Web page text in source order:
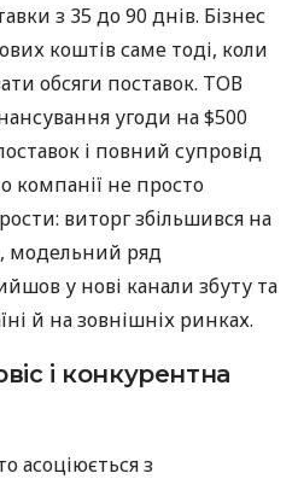
з 35 до 90 днів. Бізнес
коштів саме тоді, коли
обсяги поставок. ТОВ
угоди на $500
і повний супровід
компанії не просто
виторг збільшився на
модельний ряд
у нові канали збуту та
й на зовнішніх ринках.
і конкурентна
асоціюється з